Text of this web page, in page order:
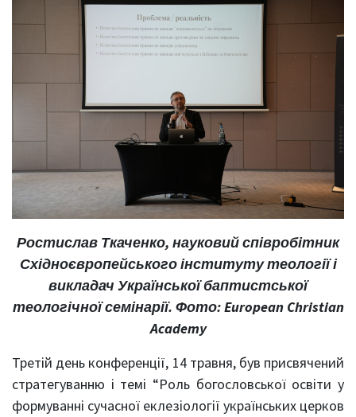
Ростислав Ткаченко, науковий співробітник
Східноєвропейського інституту теології і
викладач Української баптистської
теологічної семінарії. Фото: European Christian
Academy
Третій день конференції, 14 травня, був присвячений
стратегуванню і темі “Роль богословської освіти у
формуванні сучасної еклезіології українських церков